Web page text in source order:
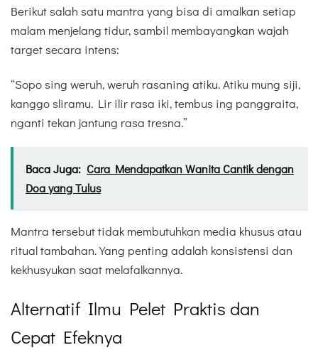
Berikut salah satu mantra yang bisa di amalkan setiap
malam menjelang tidur, sambil membayangkan wajah
target secara intens:
“Sopo sing weruh, weruh rasaning atiku. Atiku mung siji,
kanggo sliramu. Lir ilir rasa iki, tembus ing panggraita,
nganti tekan jantung rasa tresna.”
Baca Juga: Cara Mendapatkan Wanita Cantik dengan
Doa yang Tulus
Mantra tersebut tidak membutuhkan media khusus atau
ritual tambahan. Yang penting adalah konsistensi dan
kekhusyukan saat melafalkannya.
Alternatif Ilmu Pelet Praktis dan
Cepat Efeknya